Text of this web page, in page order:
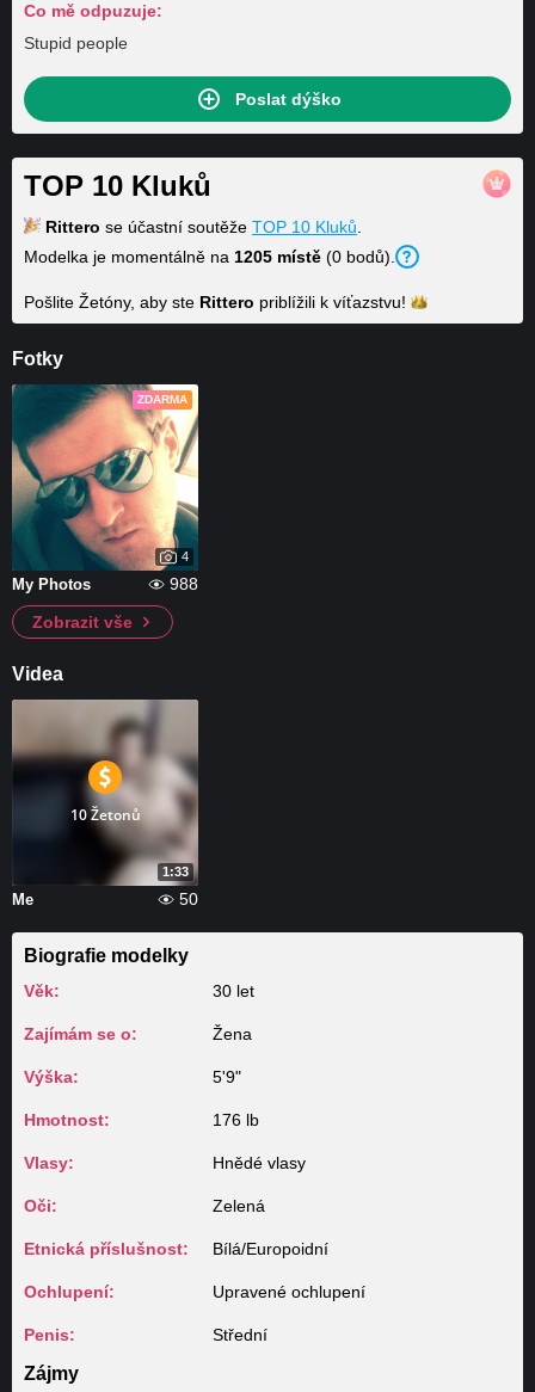
Co mě odpuzuje:
Stupid people
Poslat dýško
TOP 10 Kluků
Rittero se účastní soutěže TOP 10 Kluků
Modelka je momentálně na 1205 místě (0 bodů).
Pošlite Žetóny, aby ste Rittero priblížili k víťazstvu!
Fotky
ZDARMA
4
My Photos
988
Zobrazit vše
Videa
1:33
10 Žetonů
Me 50
Biografie modelky
Věk: 30 let
Zajímám se o: Žena
Výška: 5'9"
Hmotnost: 176 lb
Vlasy: Hnědé vlasy
Oči: Zelená
Etnická příslušnost: Bílá/Europoidní
Ochlupení: Upravené ochlupení
Penis: Střední
Zájmy